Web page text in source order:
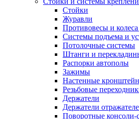
Стойки
Журавли
Противовесы и колеса
Системы подъема и
Потолочные системы
Штанги и
Распорки автополы
Зажимы
Настенные
Резьбовые
Держатели
Держатели
Поворотные